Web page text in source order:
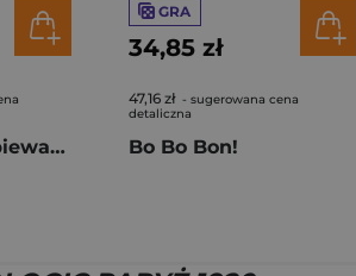
Gra HelloFun Śpiewać każdy może
GRA
34,85 zł
47,16 zł - sugerowana cena
detaliczna
Bo Bo Bon!